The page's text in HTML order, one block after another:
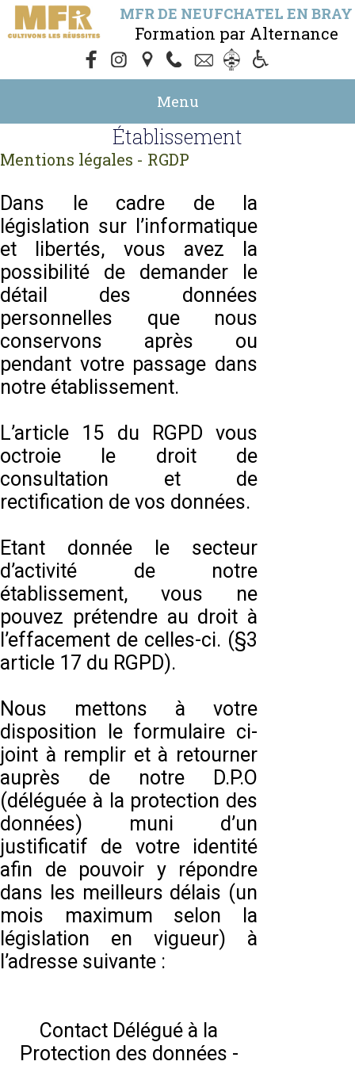
MFR DE NEUFCHATEL EN BRAY
Formation par Alternance
Menu
Établissement
Mentions légales - RGDP
Dans le cadre de la
législation sur l’informatique
et libertés, vous avez la
possibilité de demander le
détail des données
personnelles que nous
conservons après ou
pendant votre passage dans
notre établissement.
L’article 15 du RGPD vous
octroie le droit de
consultation et de
rectification de vos données.
Etant donnée le secteur
d’activité de notre
établissement, vous ne
pouvez prétendre au droit à
l’effacement de celles-ci. (§3
article 17 du RGPD).
Nous mettons à votre
disposition le formulaire ci-
joint à remplir et à retourner
auprès de notre D.P.O
(déléguée à la protection des
données) muni d’un
justificatif de votre identité
afin de pouvoir y répondre
dans les meilleurs délais (un
mois maximum selon la
législation en vigueur) à
l’adresse suivante :
Contact Délégué à la
Protection des données -